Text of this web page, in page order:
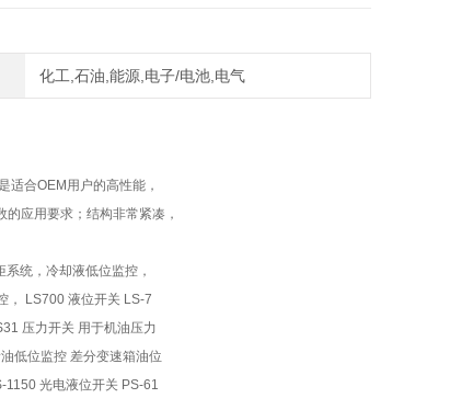
化工,石油,能源,电子/电池,电气
适合OEM用户的高性能，
应用要求；结构非常紧凑，
统，冷却液低位监控，
， LS700 液位开关 LS-7
压力开关 用于机油压力
低位监控 差分变速箱油位
光电液位开关 PS-61